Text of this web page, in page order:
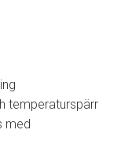
temperaturspärr
med